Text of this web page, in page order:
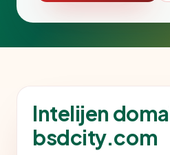
Intelijen
bsdcity.com